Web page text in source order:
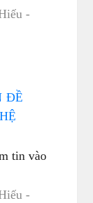
-
ĐỀ
tin vào
-